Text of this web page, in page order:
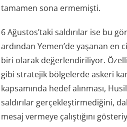
tamamen sona ermemişti.
6 Ağustos’taki saldırılar ise bu
ardından Yemen’de yaşanan en
biri olarak değerlendiriliyor.
gibi stratejik bölgelerde askeri
kapsamında hedef alınması,
saldırılar gerçekleştirmediğini,
mesaj vermeye çalıştığını